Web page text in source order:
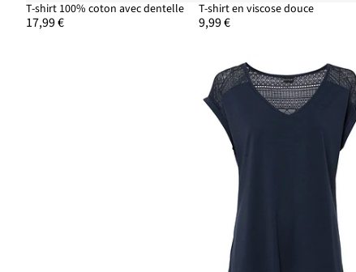
T-shirt 100% coton avec dentelle
17,99 €
T-shirt en viscose douce
9,99 €